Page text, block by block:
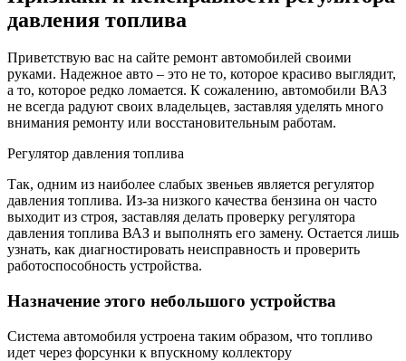
давления топлива
Приветствую вас на сайте ремонт автомобилей своими
руками. Надежное авто – это не то, которое красиво выглядит,
а то, которое редко ломается. К сожалению, автомобили ВАЗ
не всегда радуют своих владельцев, заставляя уделять много
внимания ремонту или восстановительным работам.
Регулятор давления топлива
Так, одним из наиболее слабых звеньев является регулятор
давления топлива. Из-за низкого качества бензина он часто
выходит из строя, заставляя делать проверку регулятора
давления топлива ВАЗ и выполнять его замену. Остается лишь
узнать, как диагностировать неисправность и проверить
работоспособность устройства.
Назначение этого небольшого устройства
Система автомобиля устроена таким образом, что топливо
идет через форсунки к впускному коллектору